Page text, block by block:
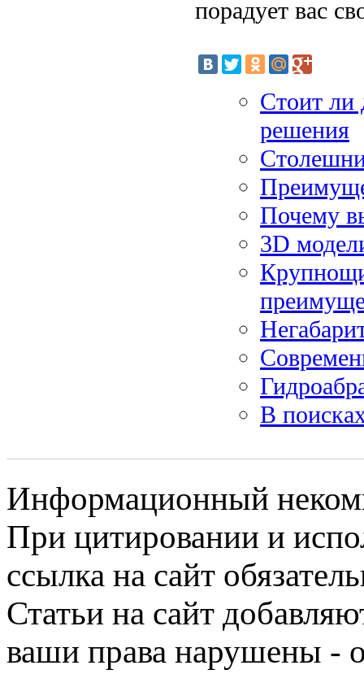
порадует вас
Стоит ли
решения
Почему
3D
В
Информационный
При цитировании и
ссылка на сайт
Статьи на сайт
ваши права нарушены -